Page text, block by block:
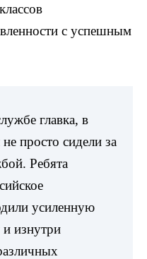
с успешным
главка, в
просто сидели за
Ребята
усиленную
изнутри